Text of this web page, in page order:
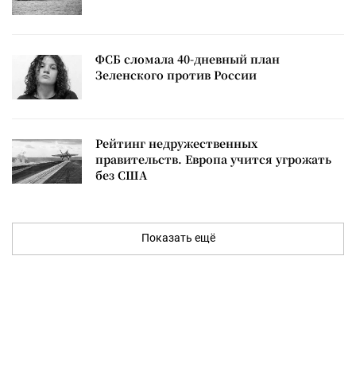
ФСБ сломала 40-дневный план
Зеленского против России
Рейтинг недружественных
правительств. Европа учится угрожать
без США
Показать ещё